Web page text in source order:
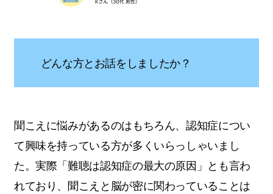
どんな方とお話をしましたか？
聞こえに悩みがあるのはもちろん、認知症につい
て興味を持っている方が多くいらっしゃいまし
た。実際「難聴は認知症の最大の原因」とも言わ
れており、聞こえと脳が密に関わっていることは